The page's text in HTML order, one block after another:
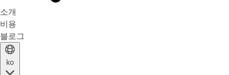
소개
비용
블로그
ko